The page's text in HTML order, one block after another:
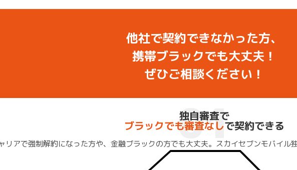
他社で契約できなかった方、
携帯ブラックでも大丈夫！
ぜひご相談ください！
01
独自審査で
ブラックでも審査なしで契約できる
リアで強制解約になった方や、金融ブラックの方でも大丈夫。スカイセブンモバイル